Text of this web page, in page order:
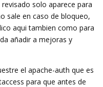
solo aparece para
sale en caso de bloqueo,
aqui tambien como para
añadir a mejoras y
el apache-auth que es
para que antes de